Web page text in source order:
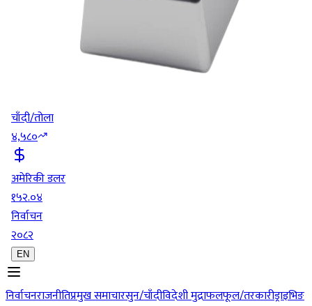
चाँदी/तोला
४,५८०
अमेरिकी डलर
१५२.०४
निर्वाचन
२०८२
EN
निर्वाचनराजनीतिप्रमुख समाचारसुन/चाँदीविदेशी मुद्राफलफूल/तरकारीड्राइभिङ